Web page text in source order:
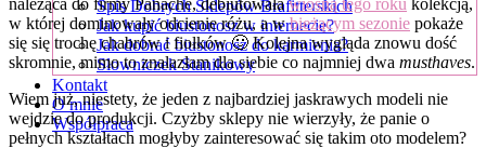
Spis Dobrych Sklepów Brafitterskich
Jak kupić biustonosz w internecie?
Jak dobrać biustonosz do karmienia?
Słowniczek Stanikowy
Kontakt
O mnie
Współpraca
w której dominowały odcienie różu, a wbieżącym sezonie pokaże
się się trochę chabrów i fiołków 🙂 Kolejna wygląda znowu dość
skromnie, mimo to znalazłam dla siebie co najmniej dwa musthaves.
Wiem już, niestety, że jeden z najbardziej jaskrawych modeli nie
wejdzie do produkcji. Czyżby sklepy nie wierzyły, że panie o
pełnych kształtach mogłyby zainteresować się takim oto modelem?